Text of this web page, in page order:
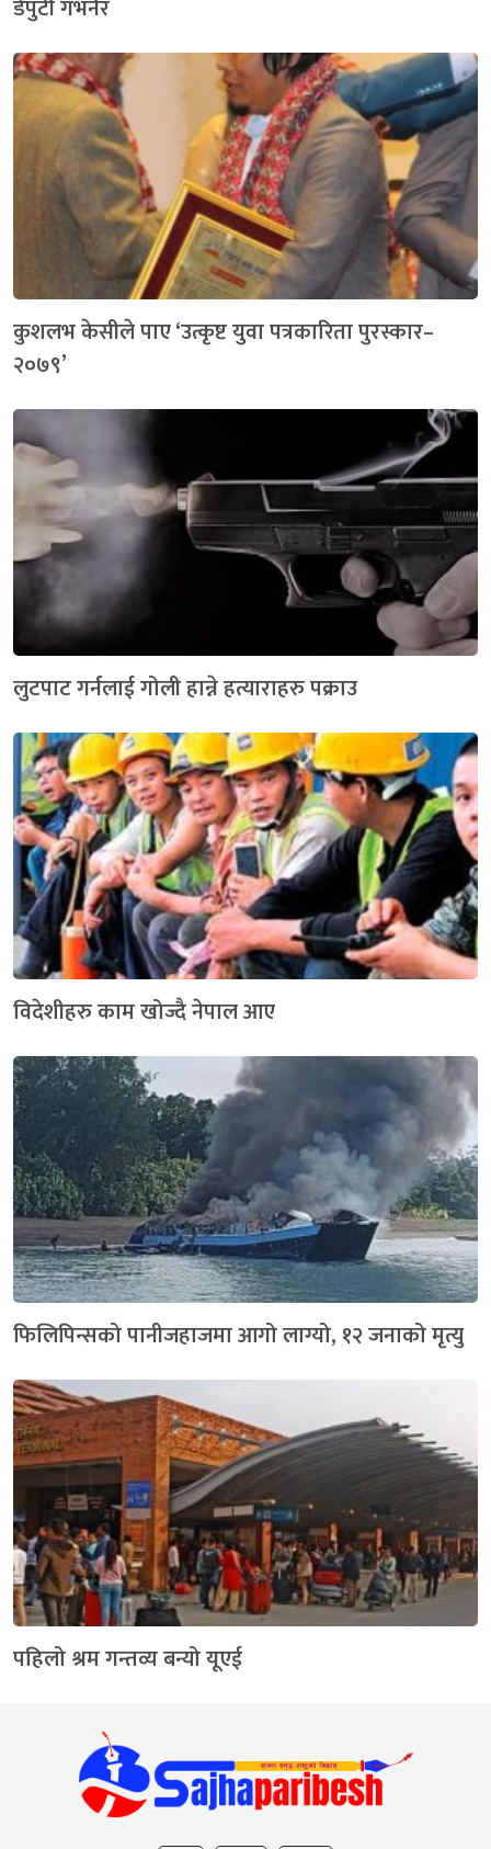
डेपुटी गभर्नर
कुशलभ केसीले पाए ‘उत्कृष्ट युवा पत्रकारिता पुरस्कार–
२०७९’
लुटपाट गर्नलाई गोली हान्ने हत्याराहरु पक्राउ
विदेशीहरु काम खोज्दै नेपाल आए
फिलिपिन्सको पानीजहाजमा आगो लाग्यो, १२ जनाको मृत्यु
पहिलो श्रम गन्तव्य बन्यो यूएई